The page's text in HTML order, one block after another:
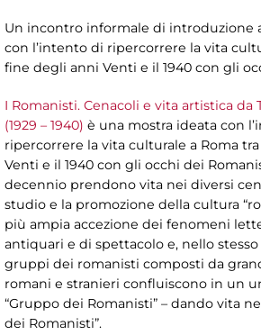
Un incontro informale di introduzione
con l’intento di ripercorrere la vita
fine degli anni Venti e il 1940 con gli
I Romanisti. Cenacoli e vita artistica da
(1929 – 1940) è una mostra ideata con
ripercorrere la vita culturale a Roma
Venti e il 1940 con gli occhi dei
decennio prendono vita nei diversi
studio e la promozione della cultura
più ampia accezione dei fenomeni
antiquari e di spettacolo e, nello
gruppi dei romanisti composti da
romani e stranieri confluiscono in un
“Gruppo dei Romanisti” – dando vita
dei Romanisti”.